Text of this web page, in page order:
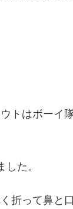
トはボーイ
た。
折って鼻と